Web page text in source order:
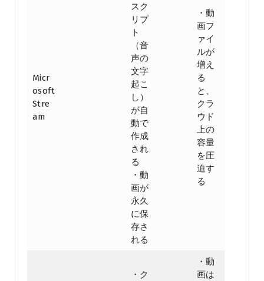
Micr
osoft
Stre
am
スク
リプ
ト
（音
声の
文字
起こ
し）
が自
動で
作成
され
る
・動
画が
永久
に保
存さ
れる
・動
画フ
ァイ
ルが
増え
る
と、
クラ
ウド
上の
容量
を圧
迫す
る
・ク
・動
画は